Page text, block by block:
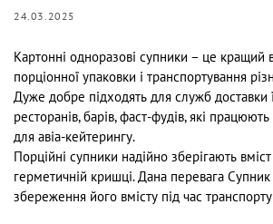
24.03.2025
Картонні одноразові супники – це кращий
порціонної упаковки і транспортування
Дуже добре підходять для служб доставки
ресторанів, барів, фаст-фудів, які
для авіа-кейтерингу.
Порційні супники надійно зберігають
герметичній кришці. Дана перевага
збереження його вмісту під час